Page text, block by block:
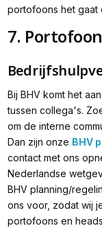
portofoons het gaat
7.
Bij BHV komt het
tussen collega's.
om de interne
Dan zijn onze BHV
contact met ons
Nederlandse
BHV planning/
ons voor, zodat wij
portofoons en